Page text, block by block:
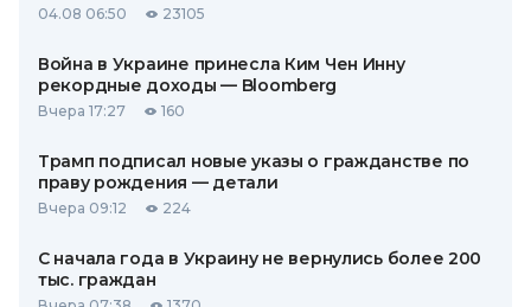
04.08 06:50 23105
Война в Украине принесла Ким Чен Инну
рекордные доходы — Bloomberg
Вчера 17:27 160
Трамп подписал новые указы о гражданстве по
праву рождения — детали
Вчера 09:12 224
С начала года в Украину не вернулись более 200
тыс. граждан